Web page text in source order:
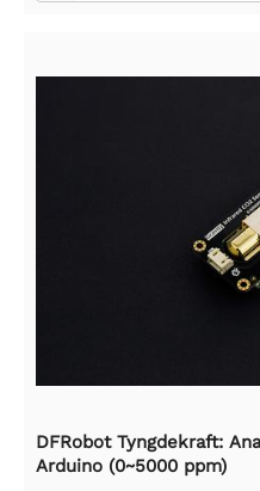
DFRobot Tyngdekraft:
Arduino (0~5000 ppm)